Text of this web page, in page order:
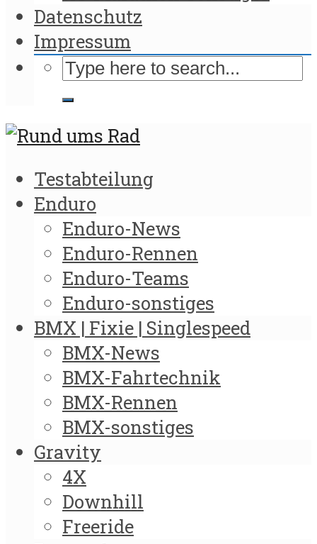
Datenschutz
Impressum
Testabteilung
Enduro
Enduro-News
Enduro-Rennen
Enduro-Teams
Enduro-sonstiges
BMX | Fixie | Singlespeed
BMX-News
BMX-Fahrtechnik
BMX-Rennen
BMX-sonstiges
Gravity
4X
Downhill
Freeride